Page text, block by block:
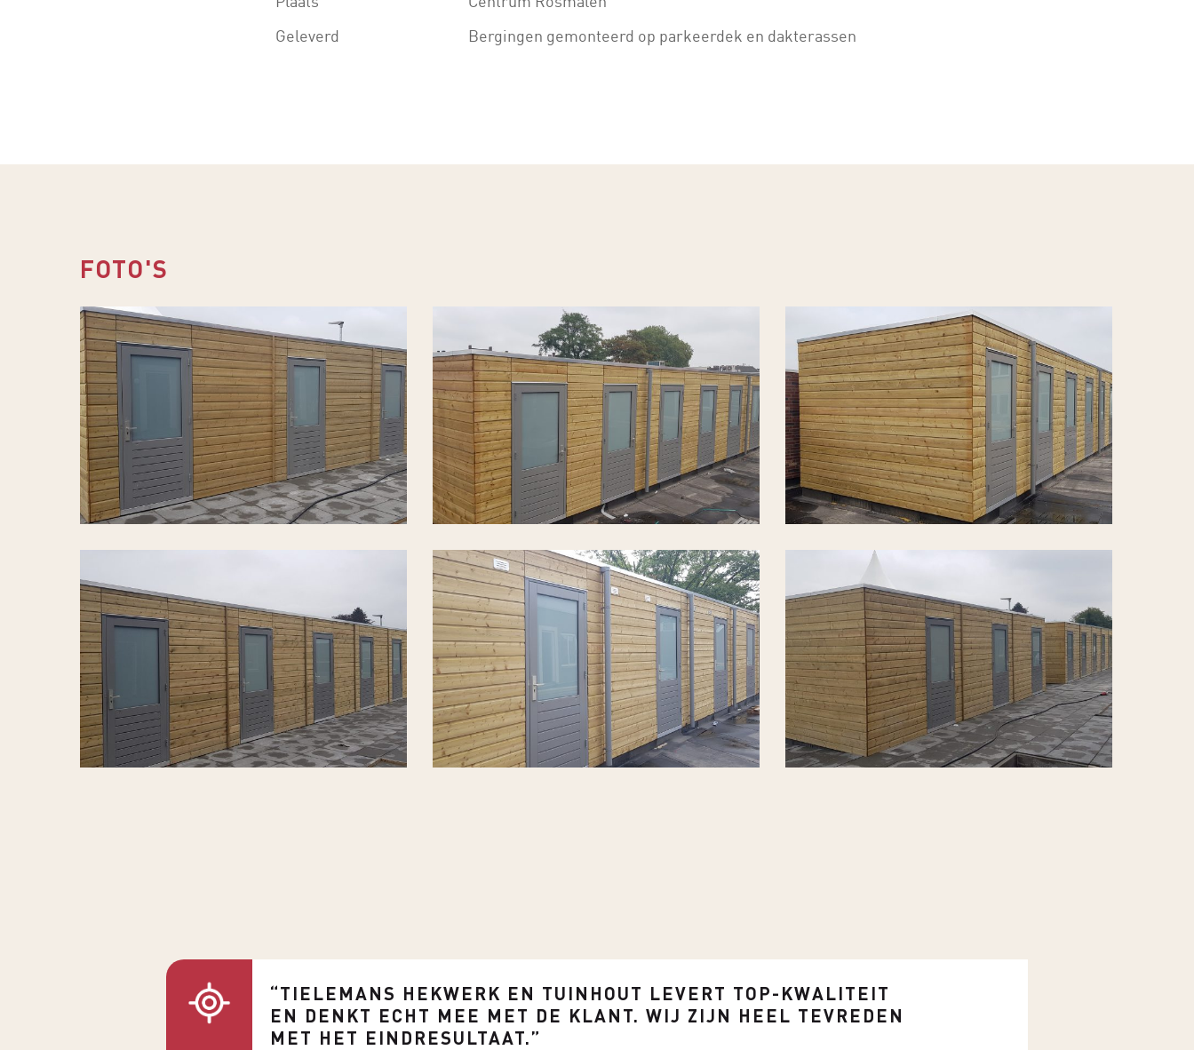
Geleverd
Bergingen gemonteerd op parkeerdek en dakterassen
FOTO'S
Tielemans-
Hekwerk-
Tuinhout-
Van-
Wijnen-
Zuid-
Rosmalen-
3
Hekwerk-
Tuinhout-
Van-
Wijnen-
Zuid-
Rosmalen-
2
Hekwerk-
Tuinhout-
Van-
Wijnen-
Zuid-
Rosmalen-
1
Hekwerk-
Tuinhout-
Van-
Wijnen-
Zuid-
Rosmalen
Tielemans-
Hekwerk-
Tuinhout-
Van-
Wijnen-
Zuid-
Rosmalen-
5
Hekwerk-
Tuinhout-
Van-
Wijnen-
Zuid-
Rosmalen-
4
“TIELEMANS HEKWERK EN TUINHOUT LEVERT TOP-KWALITEIT
EN DENKT ECHT MEE MET DE KLANT. WIJ ZIJN HEEL TEVREDEN
MET HET EINDRESULTAAT.”